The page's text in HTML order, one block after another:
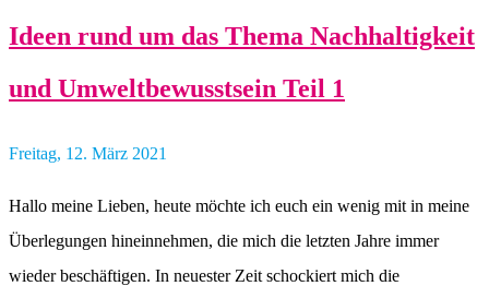
Ideen rund um das Thema Nachhaltigkeit
und Umweltbewusstsein Teil 1
Freitag, 12. März 2021
Hallo meine Lieben, heute möchte ich euch ein wenig mit in meine
Überlegungen hineinnehmen, die mich die letzten Jahre immer
wieder beschäftigen. In neuester Zeit schockiert mich die